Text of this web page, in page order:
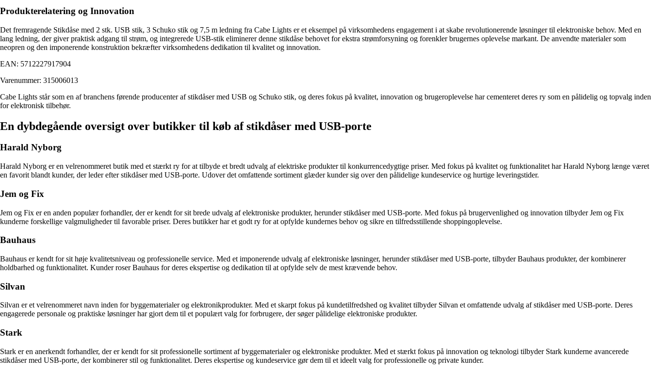
Produkterelatering og Innovation
Det fremragende Stikdåse med 2 stk. USB stik, 3 Schuko stik og 7,5 m ledning fra Cabe Lights er et eksempel på virksomhedens engagement i at skabe revolutionerende løsninger til elektroniske behov. Med en
lang ledning, der giver praktisk adgang til strøm, og integrerede USB-stik eliminerer denne stikdåse behovet for ekstra strømforsyning og forenkler brugernes oplevelse markant. De anvendte materialer som
neopren og den imponerende konstruktion bekræfter virksomhedens dedikation til kvalitet og innovation.
EAN: 5712227917904
Varenummer: 315006013
Cabe Lights står som en af branchens førende producenter af stikdåser med USB og Schuko stik, og deres fokus på kvalitet, innovation og brugeroplevelse har cementeret deres ry som en pålidelig og topvalg inden
for elektronisk tilbehør.
En dybdegående oversigt over butikker til køb af stikdåser med USB-porte
Harald Nyborg
Harald Nyborg er en velrenommeret butik med et stærkt ry for at tilbyde et bredt udvalg af elektriske produkter til konkurrencedygtige priser. Med fokus på kvalitet og funktionalitet har Harald Nyborg længe været
en favorit blandt kunder, der leder efter stikdåser med USB-porte. Udover det omfattende sortiment glæder kunder sig over den pålidelige kundeservice og hurtige leveringstider.
Jem og Fix
Jem og Fix er en anden populær forhandler, der er kendt for sit brede udvalg af elektroniske produkter, herunder stikdåser med USB-porte. Med fokus på brugervenlighed og innovation tilbyder Jem og Fix
kunderne forskellige valgmuligheder til favorable priser. Deres butikker har et godt ry for at opfylde kundernes behov og sikre en tilfredsstillende shoppingoplevelse.
Bauhaus
Bauhaus er kendt for sit høje kvalitetsniveau og professionelle service. Med et imponerende udvalg af elektroniske løsninger, herunder stikdåser med USB-porte, tilbyder Bauhaus produkter, der kombinerer
holdbarhed og funktionalitet. Kunder roser Bauhaus for deres ekspertise og dedikation til at opfylde selv de mest krævende behov.
Silvan
Silvan er et velrenommeret navn inden for byggematerialer og elektronikprodukter. Med et skarpt fokus på kundetilfredshed og kvalitet tilbyder Silvan et omfattende udvalg af stikdåser med USB-porte. Deres
engagerede personale og praktiske løsninger har gjort dem til et populært valg for forbrugere, der søger pålidelige elektroniske produkter.
Stark
Stark er en anerkendt forhandler, der er kendt for sit professionelle sortiment af byggematerialer og elektroniske produkter. Med et stærkt fokus på innovation og teknologi tilbyder Stark kunderne avancerede
stikdåser med USB-porte, der kombinerer stil og funktionalitet. Deres ekspertise og kundeservice gør dem til et ideelt valg for professionelle og private kunder.